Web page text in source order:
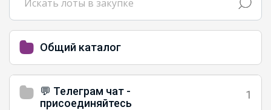
Общий каталог
💬 Телеграм чат -
присоединяйтесь
1
Стильные детские кеды